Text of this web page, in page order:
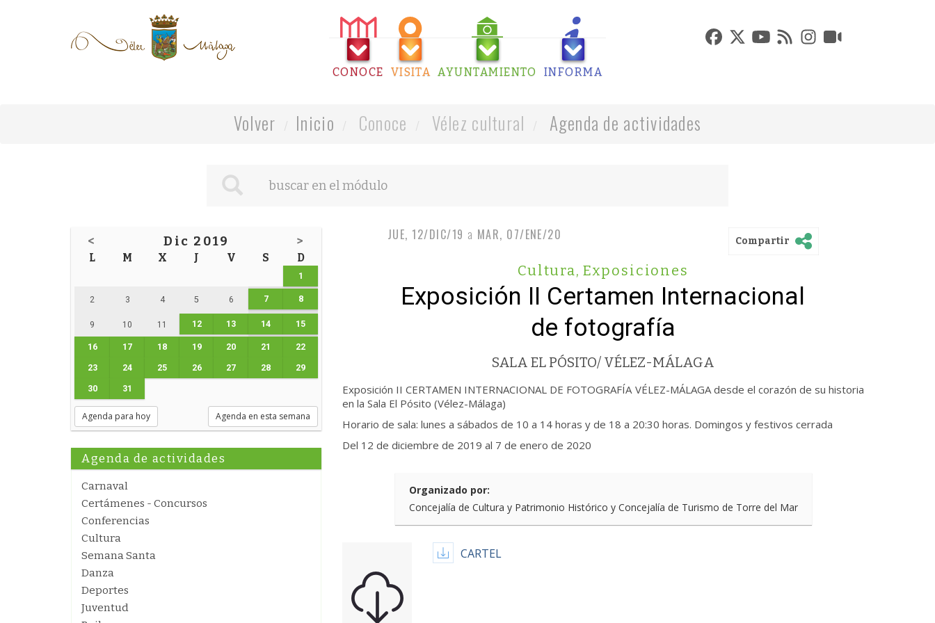
CONOCE VISITA AYUNTAMIENTO INFORMA
Volver Inicio Conoce Vélez cultural Agenda de actividades
< Dic 2019 >
L M X J V S D
1
2 3 4 5 6 7 8
9 10 11 12 13 14 15
16 17 18 19 20 21 22
23 24 25 26 27 28 29
30 31
Agenda para hoy Agenda en esta semana
Agenda de actividades
Carnaval
Certámenes - Concursos
Conferencias
Cultura
Semana Santa
Danza
Deportes
Juventud
JUE, 12/DIC/19 a MAR, 07/ENE/20 Compartir
Cultura, Exposiciones
Exposición II Certamen Internacional
de fotografía
SALA EL PÓSITO/ VÉLEZ-MÁLAGA
Exposición II CERTAMEN INTERNACIONAL DE FOTOGRAFÍA VÉLEZ-MÁLAGA desde el corazón de su historia
en la Sala El Pósito (Vélez-Málaga)
Horario de sala: lunes a sábados de 10 a 14 horas y de 18 a 20:30 horas. Domingos y festivos cerrada
Del 12 de diciembre de 2019 al 7 de enero de 2020
Organizado por:
Concejalía de Cultura y Patrimonio Histórico y Concejalía de Turismo de Torre del Mar
CARTEL